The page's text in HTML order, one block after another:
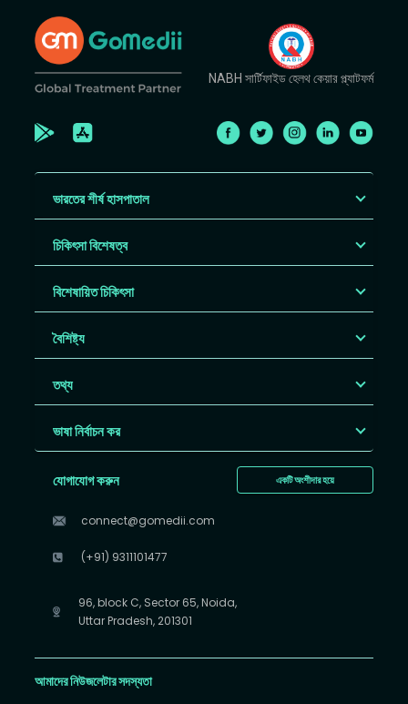
NABH সার্টিফাইড হেলথ কেয়ার প্ল্যাটফর্ম
ভারতের শীর্ষ হাসপাতাল
চিকিৎসা বিশেষত্ব
বিশেষায়িত চিকিৎসা
বৈশিষ্ট্য
তথ্য
ভাষা নির্বাচন কর
একটি অংশীদার হয়ে
যোগাযোগ করুন
connect@gomedii.com
(+91) 9311101477
96, block C, Sector 65, Noida,
Uttar Pradesh, 201301
আমাদের নিউজলেটার সদস্যতা